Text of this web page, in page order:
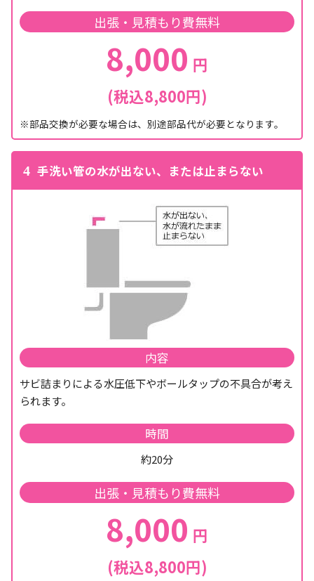
出張・見積もり費無料
8,000 円
(税込8,800円)
※部品交換が必要な場合は、別途部品代が必要となります。
4 手洗い管の水が出ない、または止まらない
内容
サビ詰まりによる水圧低下やボールタップの不具合が考え
られます。
時間
約20分
出張・見積もり費無料
8,000 円
(税込8,800円)